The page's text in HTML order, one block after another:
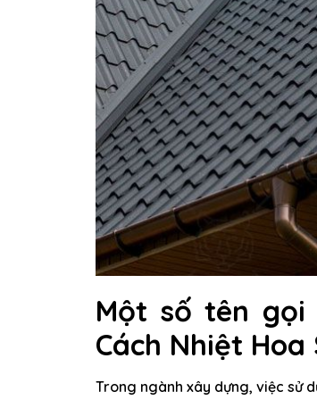
Một số tên gọi
Cách Nhiệt Hoa
Trong ngành xây dựng, việc sử